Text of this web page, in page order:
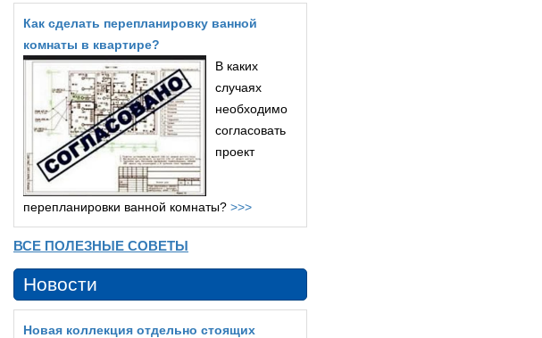
Как сделать перепланировку ванной
комнаты в квартире?
В каких
случаях
необходимо
согласовать
проект
перепланировки ванной комнаты? >>>
ВСЕ ПОЛЕЗНЫЕ СОВЕТЫ
Новости
Новая коллекция отдельно стоящих